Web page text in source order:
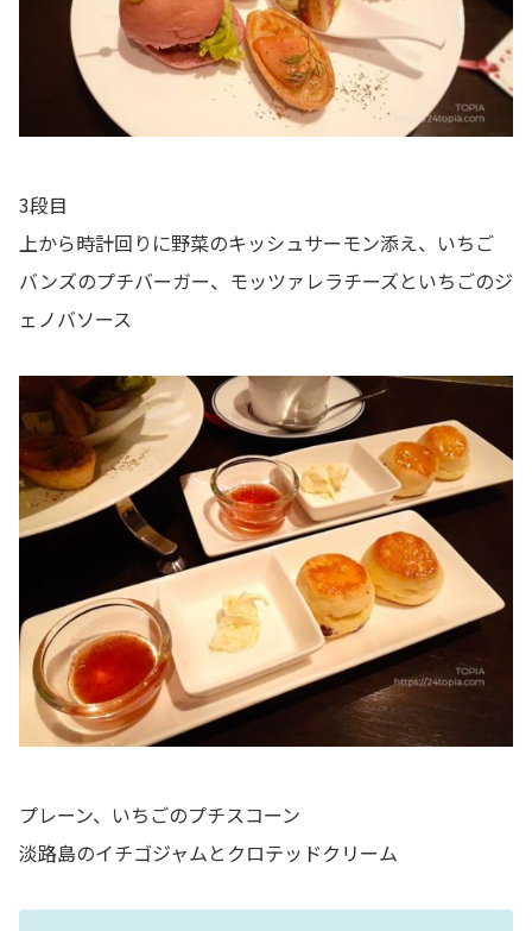
3段目
上から時計回りに野菜のキッシュサーモン添え、いちご
バンズのプチバーガー、モッツァレラチーズといちごのジ
ェノバソース
プレーン、いちごのプチスコーン
淡路島のイチゴジャムとクロテッドクリーム